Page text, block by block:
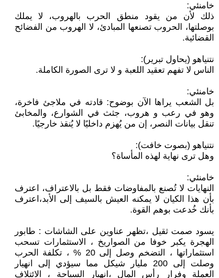
خامنئي:
ذلك لأن من يقود منطق الحرب بالهروب، لا يملك
بوصلتها، الحروب تصنعها المبادئ، لا الهروب من الفضائح
القضائية.
نتنياهو (يحاول تبرير):
الناس لا تفهم تعقيد اللعبة و لا ترى الصورة الكاملة.
خامنئي:
بل الشعب يراها الآن بوضوح: قادته في ملاجئ فاخرة،
وهو في رعب و هروب، جثث في الشوارع، والمخابئ
تنقل بيانات النصر، إن من يُهزم داخليًا لا يُنقذ خارجيًا.
نتنياهو (بصوت خافت):
وهل ترى نهاية لهذه المأساة؟
خامنئي:
النهايات لا تُصنع بالمفاوضات فقط بل بالاعتراف، اعترف
بأن هذا الكيان لا يمكنه العيش بالسيف إلى الأبد،اعترف
بأنك خُدعت بوهم القوة.
يسود صمت ثقيل ،تظهر عناوين على الشاشات : طابور
الهجرة يكبر خوفا من الصواريخ ، الاستثمارات تسحب
استثماراتها ، التضخم وصل إلى 20 % ، تكلفة الحرب
وصلت إلى 200 مليار شيكل مما سيؤدي إلى انهيار
العملة وفرار رأس المال ،انهيار السياحة ، الائتلاف